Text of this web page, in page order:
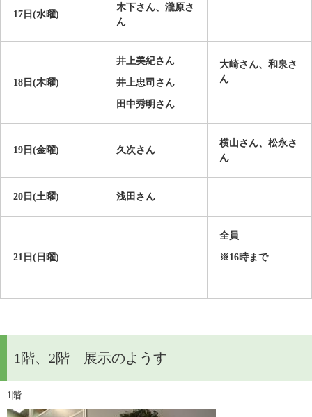
17 日 (水曜)
木下さん、瀧原さ
ん
18 日 (木曜)
井上美紀さん
井上忠司さん
田中秀明さん
大崎さん、和泉さ
ん
19 日 (金曜) 久次さん
横山さん、松永さ
ん
20 日 (土曜) 浅田さん
21 日 ( 日曜)
全員
※16時まで
1階、2階 展示のようす
1階